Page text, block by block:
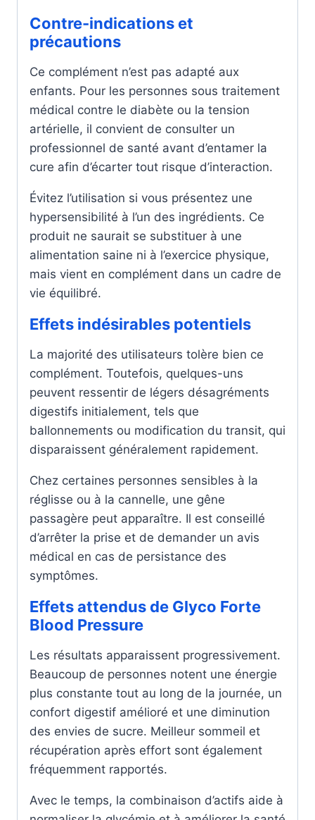
Contre-indications et
précautions
Ce complément n’est pas adapté aux
enfants. Pour les personnes sous traitement
médical contre le diabète ou la tension
artérielle, il convient de consulter un
professionnel de santé avant d’entamer la
cure afin d’écarter tout risque d’interaction.
Évitez l’utilisation si vous présentez une
hypersensibilité à l’un des ingrédients. Ce
produit ne saurait se substituer à une
alimentation saine ni à l’exercice physique,
mais vient en complément dans un cadre de
vie équilibré.
Effets indésirables potentiels
La majorité des utilisateurs tolère bien ce
complément. Toutefois, quelques-uns
peuvent ressentir de légers désagréments
digestifs initialement, tels que
ballonnements ou modification du transit, qui
disparaissent généralement rapidement.
Chez certaines personnes sensibles à la
réglisse ou à la cannelle, une gêne
passagère peut apparaître. Il est conseillé
d’arrêter la prise et de demander un avis
médical en cas de persistance des
symptômes.
Effets attendus de Glyco Forte
Blood Pressure
Les résultats apparaissent progressivement.
Beaucoup de personnes notent une énergie
plus constante tout au long de la journée, un
confort digestif amélioré et une diminution
des envies de sucre. Meilleur sommeil et
récupération après effort sont également
fréquemment rapportés.
Avec le temps, la combinaison d’actifs aide à